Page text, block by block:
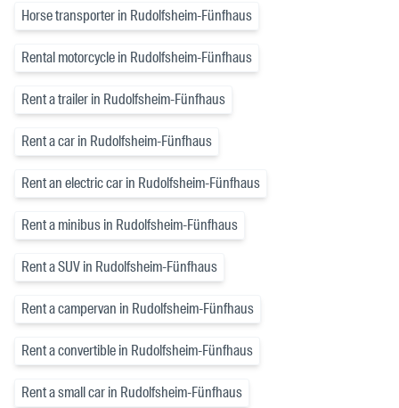
Horse transporter in Rudolfsheim-Fünfhaus
Rental motorcycle in Rudolfsheim-Fünfhaus
Rent a trailer in Rudolfsheim-Fünfhaus
Rent a car in Rudolfsheim-Fünfhaus
Rent an electric car in Rudolfsheim-Fünfhaus
Rent a minibus in Rudolfsheim-Fünfhaus
Rent a SUV in Rudolfsheim-Fünfhaus
Rent a campervan in Rudolfsheim-Fünfhaus
Rent a convertible in Rudolfsheim-Fünfhaus
Rent a small car in Rudolfsheim-Fünfhaus